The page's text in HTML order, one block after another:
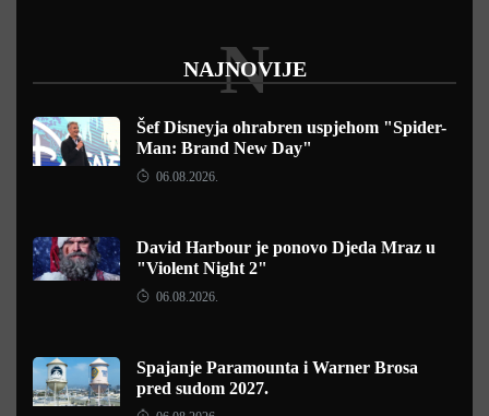
NAJNOVIJE
N
Šef Disneyja ohrabren uspjehom "Spider-
Man: Brand New Day"
06.08.2026.
David Harbour je ponovo Djeda Mraz u
"Violent Night 2"
06.08.2026.
Spajanje Paramounta i Warner Brosa
pred sudom 2027.